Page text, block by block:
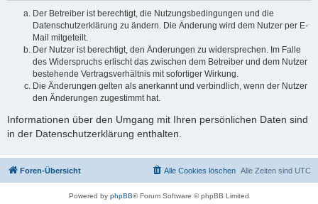
Der Betreiber ist berechtigt, die Nutzungsbedingungen und die
Datenschutzerklärung zu ändern. Die Änderung wird dem Nutzer per E-
Mail mitgeteilt.
Der Nutzer ist berechtigt, den Änderungen zu widersprechen. Im Falle
des Widerspruchs erlischt das zwischen dem Betreiber und dem Nutzer
bestehende Vertragsverhältnis mit sofortiger Wirkung.
Die Änderungen gelten als anerkannt und verbindlich, wenn der Nutzer
den Änderungen zugestimmt hat.
Informationen über den Umgang mit Ihren persönlichen Daten sind
in der Datenschutzerklärung enthalten.
Foren-Übersicht Alle Zeiten sind UTC
Alle Cookies löschen
Powered by phpBB® Forum Software © phpBB Limited